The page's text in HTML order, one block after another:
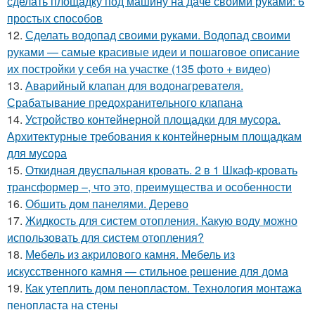
простых способов
12. Сделать водопад своими руками. Водопад своими
руками — самые красивые идеи и пошаговое описание
их постройки у себя на участке (135 фото + видео)
13. Аварийный клапан для водонагревателя.
Срабатывание предохранительного клапана
14. Устройство контейнерной площадки для мусора.
Архитектурные требования к контейнерным площадкам
для мусора
15. Откидная двуспальная кровать. 2 в 1 Шкаф-кровать
трансформер –, что это, преимущества и особенности
16. Обшить дом панелями. Дерево
17. Жидкость для систем отопления. Какую воду можно
использовать для систем отопления?
18. Мебель из акрилового камня. Мебель из
искусственного камня — стильное решение для дома
19. Как утеплить дом пенопластом. Технология монтажа
пенопласта на стены